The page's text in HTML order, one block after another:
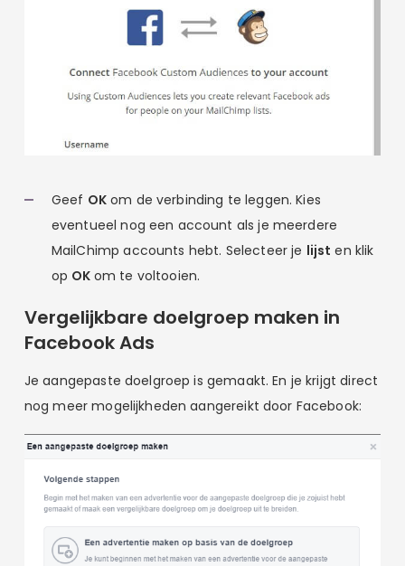
Geef OKom de verbinding te leggen. Kies
eventueel nog een account als je meerdere
MailChimp accounts hebt. Selecteer je lijst en klik
op OK om te voltooien.
Vergelijkbare doelgroep maken in
Facebook Ads
Je aangepaste doelgroep is gemaakt. En je krijgt direct
nog meer mogelijkheden aangereikt door Facebook: